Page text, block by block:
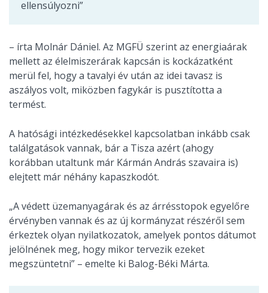
ellensúlyozni”
– írta Molnár Dániel. Az MGFÜ szerint az energiaárak
mellett az élelmiszerárak kapcsán is kockázatként
merül fel, hogy a tavalyi év után az idei tavasz is
aszályos volt, miközben fagykár is pusztította a
termést.
A hatósági intézkedésekkel kapcsolatban inkább csak
találgatások vannak, bár a Tisza azért (ahogy
korábban utaltunk már Kármán András szavaira is)
elejtett már néhány kapaszkodót.
„A védett üzemanyagárak és az árrésstopok egyelőre
érvényben vannak és az új kormányzat részéről sem
érkeztek olyan nyilatkozatok, amelyek pontos dátumot
jelölnének meg, hogy mikor tervezik ezeket
megszüntetni” – emelte ki Balog-Béki Márta.